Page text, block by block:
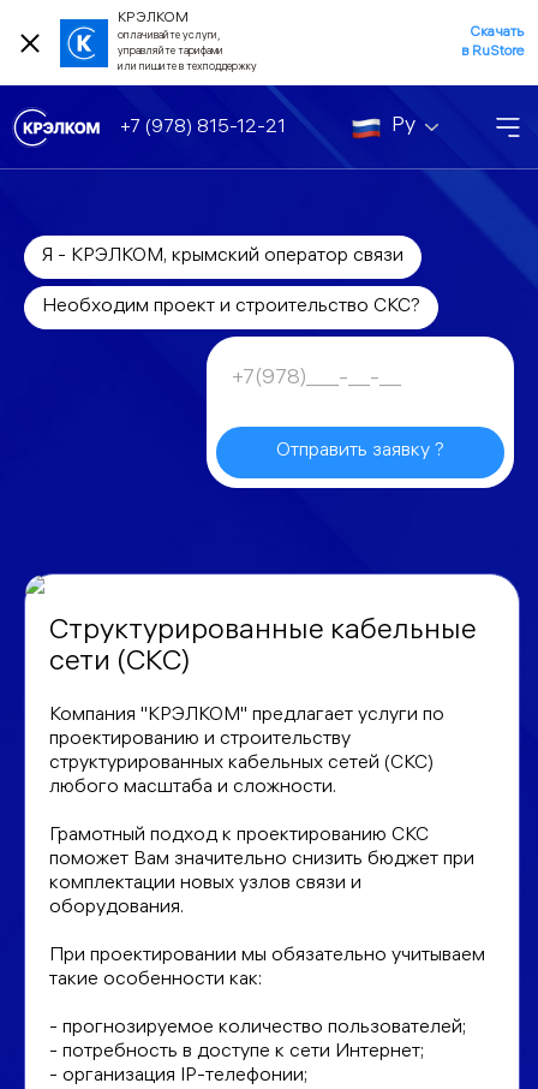
КРЭЛКОМ
оплачивайте услуги,
управляйте тарифами
или пишите в техподдержку
Скачать
в RuStore
+7 (978) 815-12-21 Ру
Я - КРЭЛКОМ, крымский оператор связи
Необходим проект и строительство СКС?
Отправить заявку ?
Структурированные кабельные
сети (СКС)
Компания "КРЭЛКОМ" предлагает услуги по
проектированию и строительству
структурированных кабельных сетей (СКС)
любого масштаба и сложности.
Грамотный подход к проектированию СКС
поможет Вам значительно снизить бюджет при
комплектации новых узлов связи и
оборудования.
При проектировании мы обязательно учитываем
такие особенности как:
- прогнозируемое количество пользователей;
- потребность в доступе к сети Интернет;
- организация IP-телефонии;